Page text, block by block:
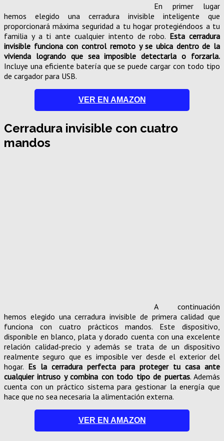
En primer lugar
hemos elegido una cerradura invisible inteligente que
proporcionará máxima seguridad a tu hogar protegiéndoos a tu
familia y a ti ante cualquier intento de robo. Esta cerradura
invisible funciona con control remoto y se ubica dentro de la
vivienda logrando que sea imposible detectarla o forzarla.
Incluye una eficiente batería que se puede cargar con todo tipo
de cargador para USB.
VER EN AMAZON
Cerradura invisible con cuatro
mandos
A continuación
hemos elegido una cerradura invisible de primera calidad que
funciona con cuatro prácticos mandos. Este dispositivo,
disponible en blanco, plata y dorado cuenta con una excelente
relación calidad-precio y además se trata de un dispositivo
realmente seguro que es imposible ver desde el exterior del
hogar. Es la cerradura perfecta para proteger tu casa ante
cualquier intruso y combina con todo tipo de puertas. Además
cuenta con un práctico sistema para gestionar la energía que
hace que no sea necesaria la alimentación externa.
VER EN AMAZON